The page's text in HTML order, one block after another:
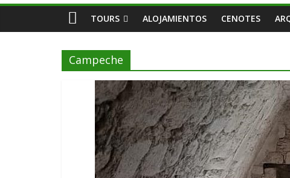
TOURS ALOJAMIENTOS CENOTES
Campeche